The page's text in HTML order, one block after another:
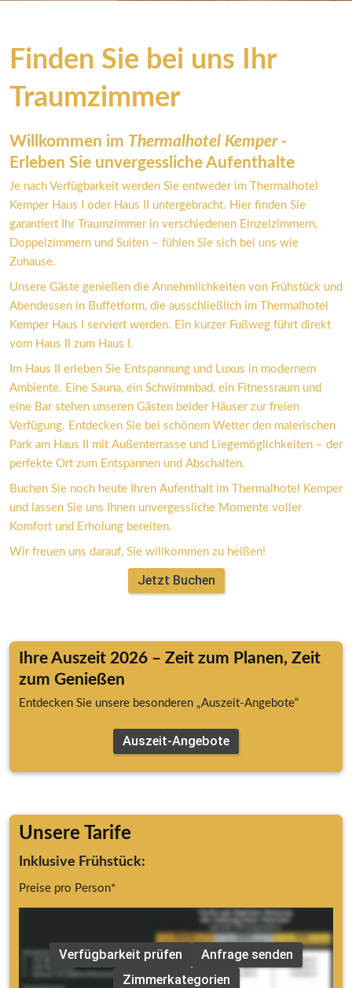
Finden Sie bei uns Ihr
Traumzimmer
Willkommen im
Erleben Sie unvergessliche Aufenthalte
Je nach Verfügbarkeit werden Sie entweder im Thermalhotel
Kemper Haus I oder Haus II untergebracht. Hier finden Sie
garantiert Ihr Traumzimmer in verschiedenen Einzelzimmern,
Doppelzimmern und Suiten – fühlen Sie sich bei uns wie
Zuhause.
Unsere Gäste genießen die Annehmlichkeiten von Frühstück und
Abendessen in Buffetform, die ausschließlich im Thermalhotel
Kemper Haus I serviert werden. Ein kurzer Fußweg führt direkt
vom Haus II zum Haus I.
Im Haus II erleben Sie Entspannung und Luxus in modernem
Ambiente. Eine Sauna, ein Schwimmbad, ein Fitnessraum und
eine Bar stehen unseren Gästen beider Häuser zur freien
Verfügung. Entdecken Sie bei schönem Wetter den malerischen
Park am Haus II mit Außenterrasse und Liegemöglichkeiten – der
perfekte Ort zum Entspannen und Abschalten.
Buchen Sie noch heute Ihren Aufenthalt im Thermalhotel Kemper
und lassen Sie uns Ihnen unvergessliche Momente voller
Komfort und Erholung bereiten.
Wir freuen uns darauf, Sie willkommen zu heißen!
Jetzt Buchen
Ihre Auszeit 2026 – Zeit zum Planen, Zeit
zum Genießen
Entdecken Sie unsere besonderen „Auszeit-Angebote“
Auszeit-Angebote
Unsere Tarife
Inklusive Frühstück:
Preise pro Person*
Verfügbarkeit prüfen
Anfrage senden
Zimmerkategorien